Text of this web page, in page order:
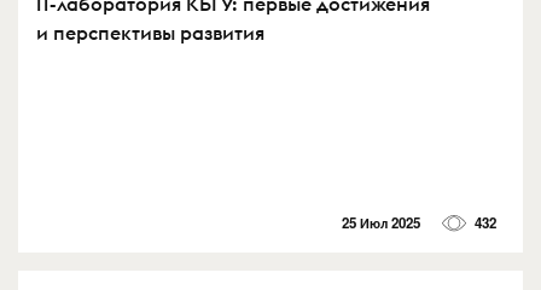
и перспективы развития
25 Июл 2025 432